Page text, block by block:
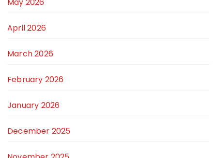
May 2026
April 2026
March 2026
February 2026
January 2026
December 2025